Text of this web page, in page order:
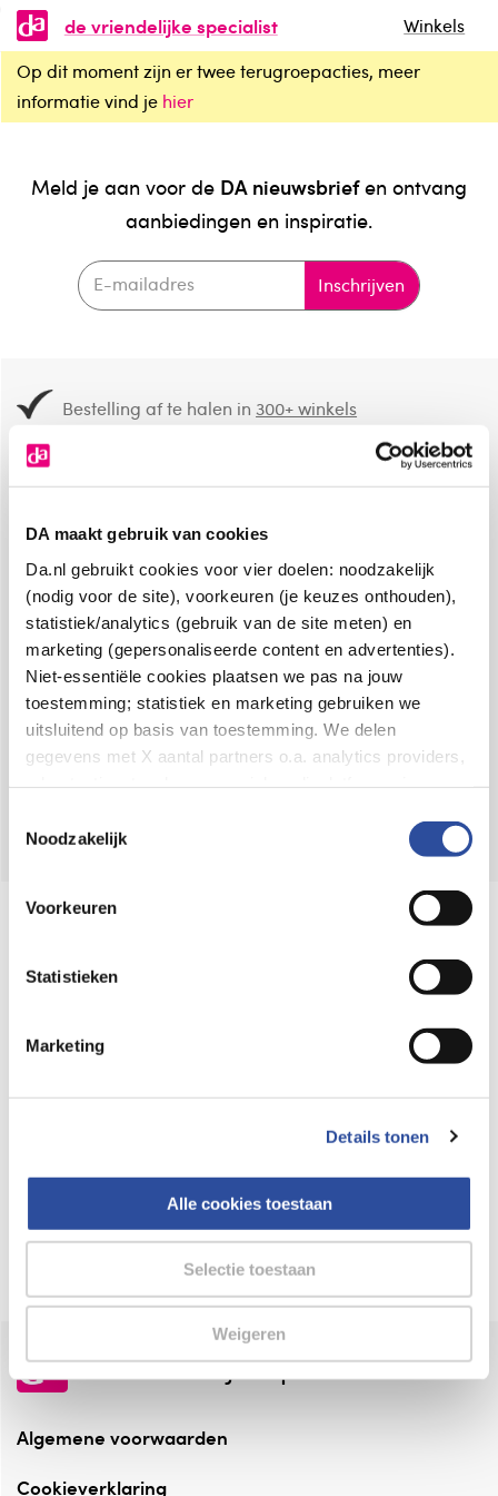
DA maakt gebruik van cookies
Da.nl gebruikt cookies voor vier doelen: noodzakelijk
(nodig voor de site), voorkeuren (je keuzes onthouden),
statistiek/analytics (gebruik van de site meten) en
marketing (gepersonaliseerde content en advertenties).
Niet-essentiële cookies plaatsen we pas na jouw
toestemming; statistiek en marketing gebruiken we
uitsluitend op basis van toestemming. We delen
gegevens met X aantal partners o.a. analytics providers,
en de bewaartermijnen per categorie. Je kunt je keuze op
gegevensverwerking staat in de
Privacyverklaring
Noodzakelijk
Voorkeuren
Statistieken
Marketing
Details tonen
Alle cookies toestaan
Selectie toestaan
Weigeren
de vriendelijke specialist
Winkels
Op dit moment zijn er twee terugroepacties, meer
informatie vind je hier
Meld je aan voor de DA nieuwsbriefen ontvang
aanbiedingen en inspiratie.
Inschrijven
Bestelling af te halen in300+ winkels
8.6 uit4.106 reviews
Over DA
Klantenservice
Assortiment
VolgDAop:
Online aanbieder medicijnen
webshop mag verkopen.
⁠Verantwoorde zorg, ⁠ook online.
Altijd onze folder bij de hand
Check onze folders ⁠bij AlleFolders.
de vriendelijke specialist
Algemene voorwaarden
Cookieverklaring